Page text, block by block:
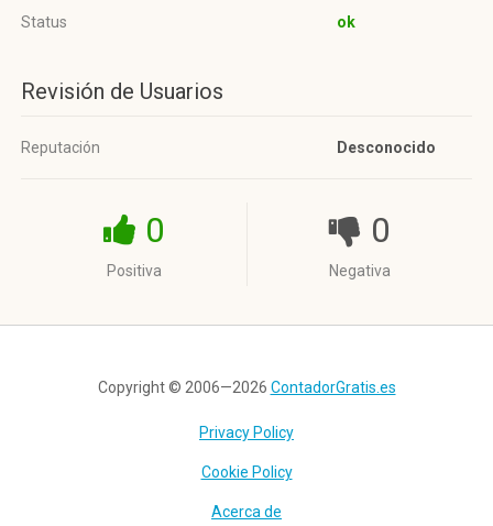
Status ok
Revisión de Usuarios
Reputación Desconocido
0
Positiva
0
Negativa
Copyright © 2006—2026 ContadorGratis.es
Privacy Policy
Cookie Policy
Acerca de